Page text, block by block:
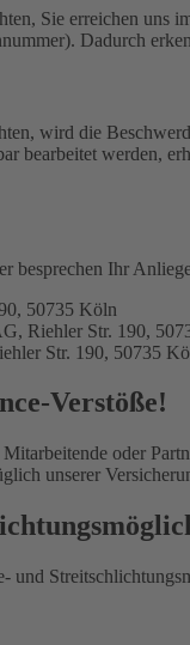
Sie erreichen uns
Dadurch
wird die
bearbeitet werden,
besprechen Ihr
50735 Köln
Riehler Str. 190,
Str. 190, 50735
Verstöße!
oder
unserer
und